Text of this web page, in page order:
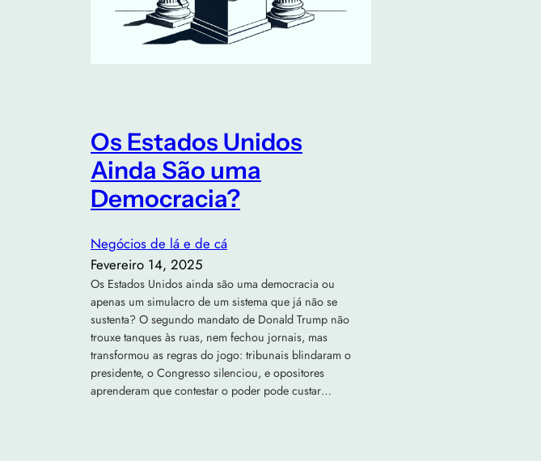
Os Estados Unidos
Ainda São uma
Democracia?
Negócios de lá e de cá
Fevereiro 14, 2025
Os Estados Unidos ainda são uma democracia ou
apenas um simulacro de um sistema que já não se
sustenta? O segundo mandato de Donald Trump não
trouxe tanques às ruas, nem fechou jornais, mas
transformou as regras do jogo: tribunais blindaram o
presidente, o Congresso silenciou, e opositores
aprenderam que contestar o poder pode custar…